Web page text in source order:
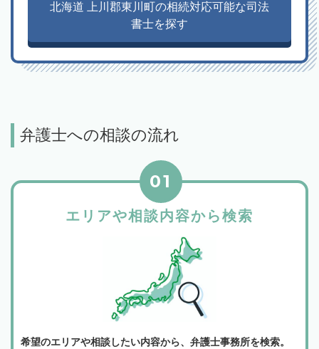
北海道 上川郡東川町の相続対応可能な司法
書士を探す
弁護士への相談の流れ
エリアや相談内容から検索
01
希望のエリアや相談したい内容から、弁護士事務所を検索。